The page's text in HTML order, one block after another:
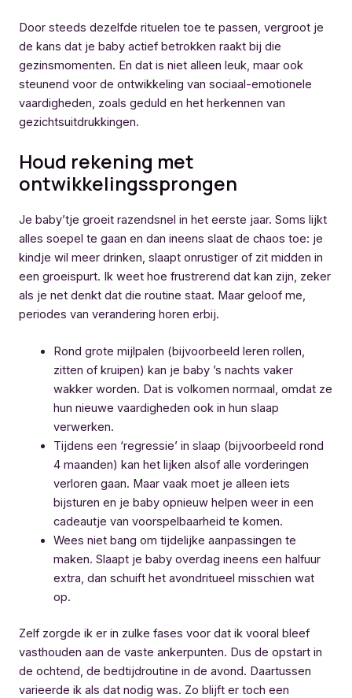
Door steeds dezelfde rituelen toe te passen, vergroot je
de kans dat je baby actief betrokken raakt bij die
gezinsmomenten. En dat is niet alleen leuk, maar ook
steunend voor de ontwikkeling van sociaal-emotionele
vaardigheden, zoals geduld en het herkennen van
gezichtsuitdrukkingen.
Houd rekening met
ontwikkelingssprongen
Je baby’tje groeit razendsnel in het eerste jaar. Soms lijkt
alles soepel te gaan en dan ineens slaat de chaos toe: je
kindje wil meer drinken, slaapt onrustiger of zit midden in
een groeispurt. Ik weet hoe frustrerend dat kan zijn, zeker
als je net denkt dat die routine staat. Maar geloof me,
periodes van verandering horen erbij.
Rond grote mijlpalen (bijvoorbeeld leren rollen,
zitten of kruipen) kan je baby ’s nachts vaker
wakker worden. Dat is volkomen normaal, omdat ze
hun nieuwe vaardigheden ook in hun slaap
verwerken.
Tijdens een ‘regressie’ in slaap (bijvoorbeeld rond
4 maanden) kan het lijken alsof alle vorderingen
verloren gaan. Maar vaak moet je alleen iets
bijsturen en je baby opnieuw helpen weer in een
cadeautje van voorspelbaarheid te komen.
Wees niet bang om tijdelijke aanpassingen te
maken. Slaapt je baby overdag ineens een halfuur
extra, dan schuift het avondritueel misschien wat
op.
Zelf zorgde ik er in zulke fases voor dat ik vooral bleef
vasthouden aan de vaste ankerpunten. Dus de opstart in
de ochtend, de bedtijdroutine in de avond. Daartussen
varieerde ik als dat nodig was. Zo blijft er toch een